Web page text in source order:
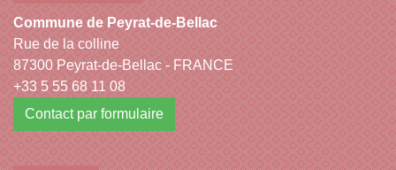
Commune de Peyrat-de-Bellac
Rue de la colline
87300 Peyrat-de-Bellac - FRANCE
+33 5 55 68 11 08
Contact par formulaire